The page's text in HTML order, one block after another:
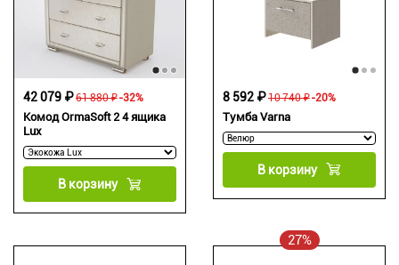
Комод OrmaSoft 2 4 ящика
Lux
61 880 ₽
42 079 ₽ -32%
В корзину
Тумба Varna
10 740 ₽
8 592 ₽ -20%
В корзину
27%